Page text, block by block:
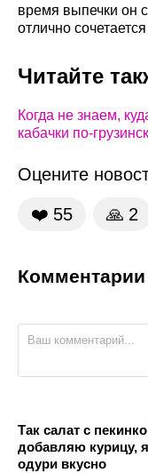
время выпечки он
отлично
Читайте
Когда не знаем,
кабачки по-
Оцените
❤️ 55 🙏 2
Комментарии
Так салат с
добавляю курицу,
одури вкусно